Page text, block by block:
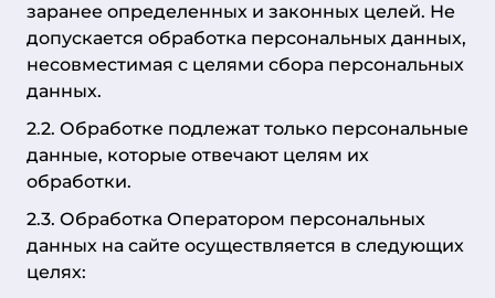
заранее определенных и законных целей. Не
допускается обработка персональных данных,
несовместимая с целями сбора персональных
данных.
2.2. Обработке подлежат только персональные
данные, которые отвечают целям их
обработки.
2.3. Обработка Оператором персональных
данных на сайте осуществляется в следующих
целях: